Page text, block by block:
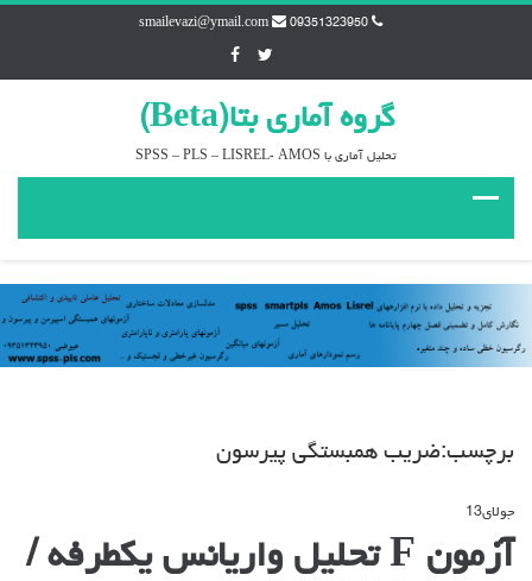
09351323950
smailevazi@ymail.com
گروه آماري بتا(Beta)
تحليل آماري با SPSS – PLS – LISREL- AMOS
برچسب:ضريب همبستگي پيرسون
جولای13
آزمون
آزمون F تحلیل واریانس یکطرفه /